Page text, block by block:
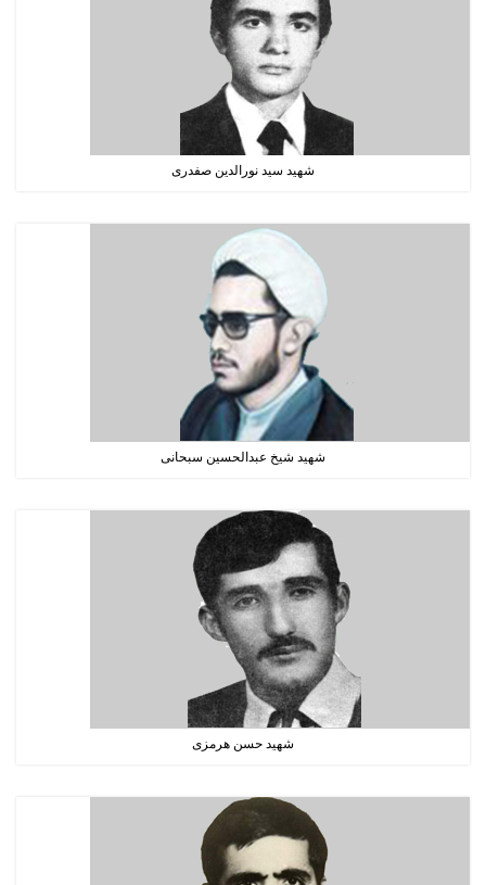
شهید سید نورالدین صفدری
شهید شیخ عبدالحسین سبحانی
شهید حسن هرمزی